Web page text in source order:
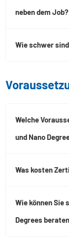
neben dem Job?
Wie schwer
Welche
und Nano
Was kosten
Wie können Sie
Degrees